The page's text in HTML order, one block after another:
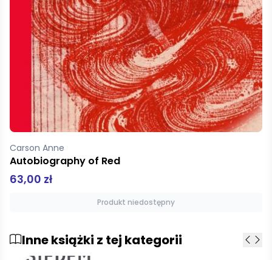
Carson Anne
Słodko-gorzki eros.
52,00 zł
Dodaj do koszyka
Inne książki z tej kategorii